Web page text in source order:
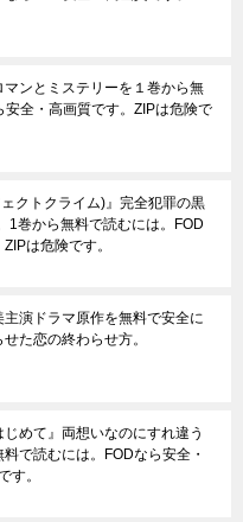
マンとミステリーを１巻から無
全・高画質です。ZIPは危険で
クトクライム)』完全犯罪の黒
1巻から無料で読むには。FOD
は危険です。
主演ドラマ原作を無料で安全に
た恋の終わらせ方。
じめて』両想いなのにすれ違う
で読むには。FODなら安全・
す。